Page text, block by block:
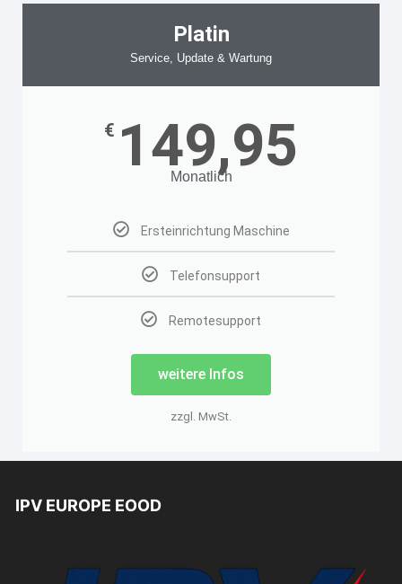
Platin
Service, Update & Wartung
€ 149,95
Monatlich
Ersteinrichtung Maschine
Telefonsupport
Remotesupport
weitere Infos
zzgl. MwSt.
IPV EUROPE EOOD